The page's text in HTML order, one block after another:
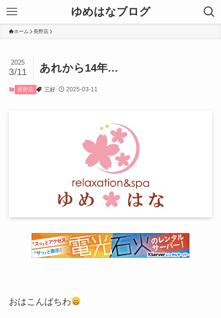
ゆめはなブログ
ホーム 長野店
あれから14年…
2025
3/11
長野店 三好 2025-03-11
おはこんばちわ